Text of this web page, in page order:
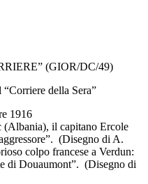
(GIOR/DC/49)
della Sera”
1916
(Albania), il capitano Ercole
(Disegno di A.
colpo francese a Verdun:
di Douaumont”. (Disegno di